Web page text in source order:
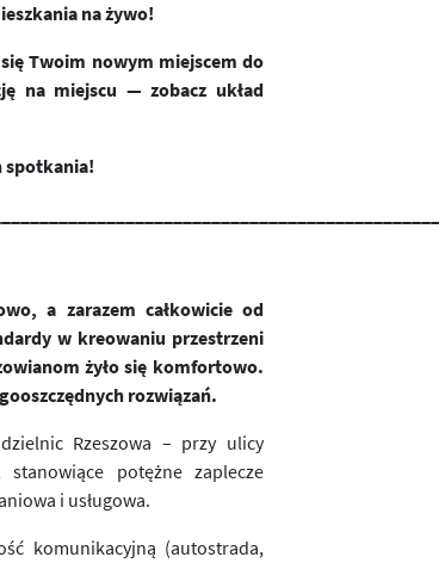
na żywo!
Twoim nowym miejscem do
na miejscu — zobacz układ
spotkania!
a zarazem całkowicie od
w kreowaniu przestrzeni
żyło się komfortowo.
rozwiązań.
Rzeszowa – przy ulicy
potężne zaplecze
i usługowa.
komunikacyjną (autostrada,